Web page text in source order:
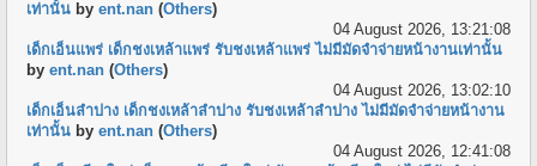
เท่านั้น byent.nan (Others)
04 August 2026, 13:21:08
เด็กเอ็นแพร่ เด็กชงเหล้าแพร่ รับชงเหล้าแพร่ ไม่มีมัดจำจ่ายหน้างานเท่านั้น
byent.nan (Others)
04 August 2026, 13:02:10
เด็กเอ็นลำปาง เด็กชงเหล้าลำปาง รับชงเหล้าลำปาง ไม่มีมัดจำจ่ายหน้างาน
เท่านั้น byent.nan (Others)
04 August 2026, 12:41:08